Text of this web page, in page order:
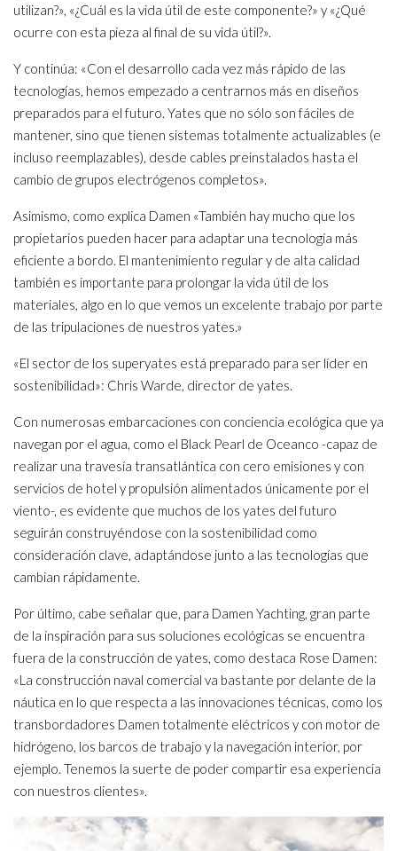
utilizan?», «¿Cuál es la vida útil de este componente?» y «¿Qué
ocurre con esta pieza al final de su vida útil?».
Y continúa: «Con el desarrollo cada vez más rápido de las
tecnologías, hemos empezado a centrarnos más en diseños
preparados para el futuro. Yates que no sólo son fáciles de
mantener, sino que tienen sistemas totalmente actualizables (e
incluso reemplazables), desde cables preinstalados hasta el
cambio de grupos electrógenos completos».
Asimismo, como explica Damen «También hay mucho que los
propietarios pueden hacer para adaptar una tecnología más
eficiente a bordo. El mantenimiento regular y de alta calidad
también es importante para prolongar la vida útil de los
materiales, algo en lo que vemos un excelente trabajo por parte
de las tripulaciones de nuestros yates.»
«El sector de los superyates está preparado para ser líder en
sostenibilidad»: Chris Warde, director de yates.
Con numerosas embarcaciones con conciencia ecológica que ya
navegan por el agua, como el Black Pearl de Oceanco -capaz de
realizar una travesía transatlántica con cero emisiones y con
servicios de hotel y propulsión alimentados únicamente por el
viento-, es evidente que muchos de los yates del futuro
seguirán construyéndose con la sostenibilidad como
consideración clave, adaptándose junto a las tecnologías que
cambian rápidamente.
Por último, cabe señalar que, para Damen Yachting, gran parte
de la inspiración para sus soluciones ecológicas se encuentra
fuera de la construcción de yates, como destaca Rose Damen:
«La construcción naval comercial va bastante por delante de la
náutica en lo que respecta a las innovaciones técnicas, como los
transbordadores Damen totalmente eléctricos y con motor de
hidrógeno, los barcos de trabajo y la navegación interior, por
ejemplo. Tenemos la suerte de poder compartir esa experiencia
con nuestros clientes».